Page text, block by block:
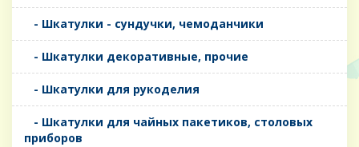
- Шкатулки - сундучки, чемоданчики
- Шкатулки декоративные, прочие
- Шкатулки для рукоделия
- Шкатулки для чайных пакетиков, столовых
приборов